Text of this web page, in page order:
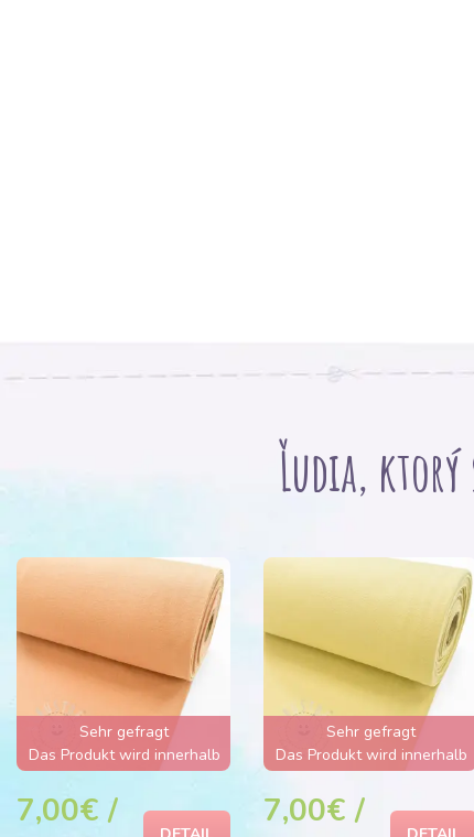
Ľudia,
Sehr gefragt
Das Produkt wird innerhalb
von wenigen Stunden
ausverkauft sein
7,00€ /
Sehr gefragt
Das Produkt wird innerhalb
von wenigen Stunden
ausverkauft sein
7,00€ /